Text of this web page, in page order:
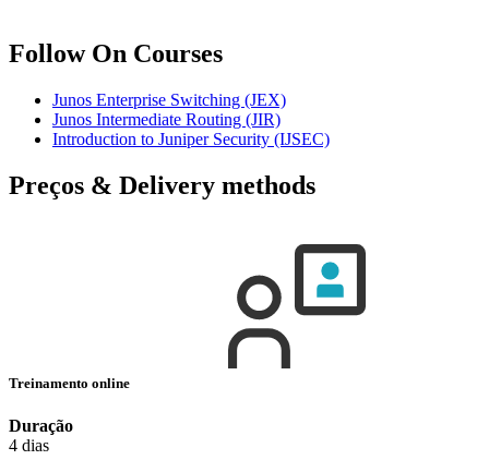
Follow On Courses
Junos Enterprise Switching (JEX)
Junos Intermediate Routing (JIR)
Introduction to Juniper Security (IJSEC)
Preços & Delivery methods
Treinamento online
Duração
4 dias